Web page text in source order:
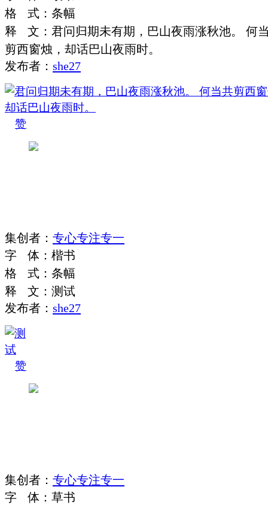
格
式 ： 条幅
释
文 ： 君问归期未有期，巴山夜雨涨秋池。 何
剪西窗烛，却话巴山夜雨时。
发布者： she27
赞
集创 者 ： 专心专注专一
字
体 ： 楷书
格
式 ： 条幅
释
文 ： 测试
发布者： she27
赞
集创 者 ： 专心专注专一
字
体 ： 草书